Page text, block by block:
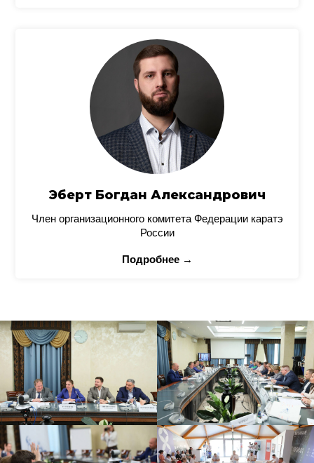
Эберт Богдан Александрович
Член организационного комитета Федерации каратэ
России
Подробнее →